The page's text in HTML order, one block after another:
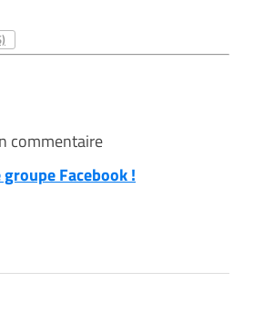
commentaire
groupe Facebook !